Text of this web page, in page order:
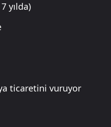
yılda)
ticaretini vuruyor